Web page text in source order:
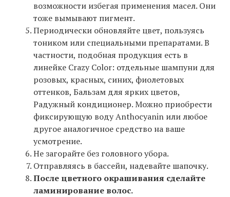
возможности избегая применения масел. Они
тоже вымывают пигмент.
Периодически обновляйте цвет, пользуясь
тоником или специальными препаратами. В
частности, подобная продукция есть в
линейке Crazy Color: отдельные шампуни для
розовых, красных, синих, фиолетовых
оттенков, Бальзам для ярких цветов,
Радужный кондиционер. Можно приобрести
фиксирующую воду Anthocyanin или любое
другое аналогичное средство на ваше
усмотрение.
Не загорайте без головного убора.
Отправляясь в бассейн, надевайте шапочку.
После цветного окрашивания сделайте
ламинирование волос.